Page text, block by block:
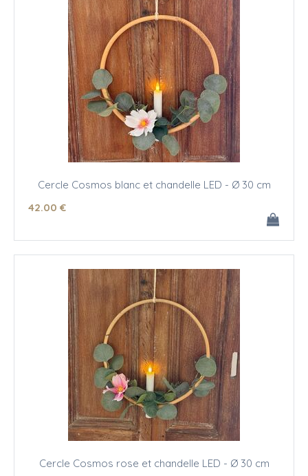
Cercle Cosmos blanc et chandelle LED - Ø 30 cm
42.00 €
Cercle Cosmos rose et chandelle LED - Ø 30 cm